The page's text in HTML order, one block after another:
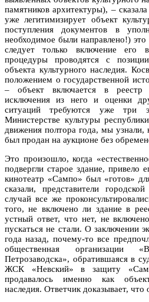
памятников архитектуры), –
уже легитимизирует объект
поступления документов в
необходимое были направлено!)
следует только включение
процедуры проводятся с
объекта культурного наследия.
положением о государственной
– объект включается в
исключения из него и оценки
ситуаций требуются уже
Министерстве культуры
движения полтора года, мы узнали,
был продан на аукционе без
Это произошло, когда
подвергли старое здание,
кинотеатр «Сампо» был «готов»
сказали, представители
случай все же
того, не включено ли здание в
устный ответ, что нет, не
пускаться не стали. О заключении
года назад, почему-то все
общественная организации
Петрозаводска», обратившаяся в
ЖСК «Невский» в защиту
продавалось именно как объект
наследия. Ответчик доказывает,